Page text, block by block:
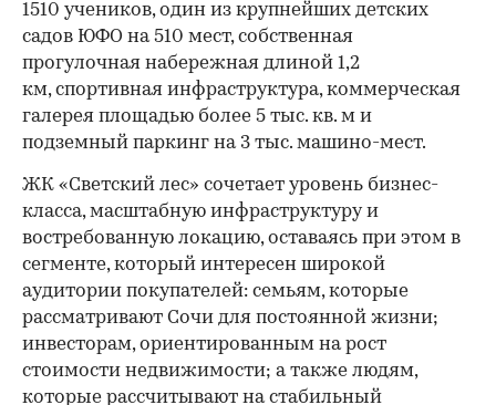
00:00
1510 учеников, один из крупнейших детских
садов ЮФО на 510 мест, собственная
прогулочная набережная длиной 1,2
км, спортивная инфраструктура, коммерческая
галерея площадью более 5 тыс. кв. м и
подземный паркинг на 3 тыс. машино-мест.
ЖК «Светский лес» сочетает уровень бизнес-
класса, масштабную инфраструктуру и
востребованную локацию, оставаясь при этом в
сегменте, который интересен широкой
аудитории покупателей: семьям, которые
рассматривают Сочи для постоянной жизни;
инвесторам, ориентированным на рост
стоимости недвижимости; а также людям,
которые рассчитывают на стабильный